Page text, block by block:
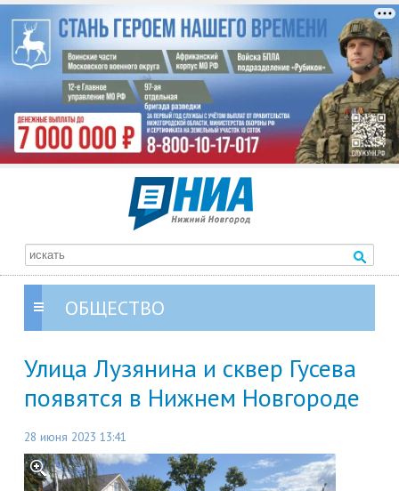
ОБЩЕСТВО
Улица Лузянина и сквер Гусева
появятся в Нижнем Новгороде
28 июня 2023 13:41